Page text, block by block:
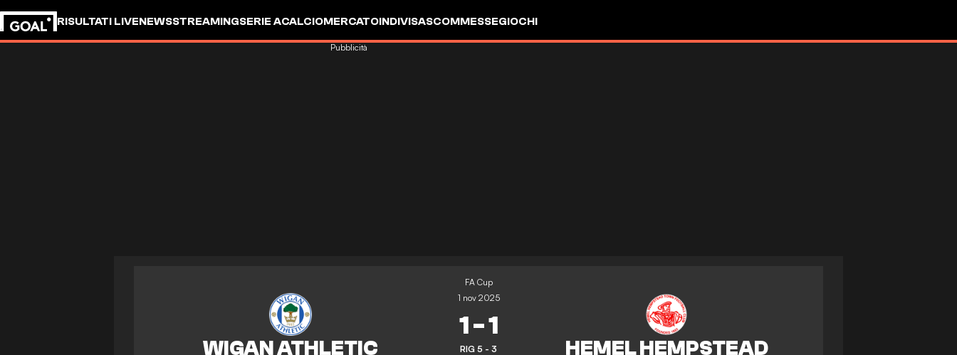
RISULTATI LIVENEWSSTREAMINGSERIE ACALCIOMERCATOINDIVISASCOMMESSEGIOCHI
Pubblicità
FA Cup
1 nov 2025
1-1
RIG 5 - 3